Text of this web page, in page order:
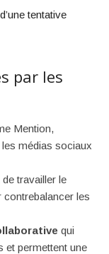
tentative
par les
Mention,
médias sociaux
travailler le
les
qui
et permettent une